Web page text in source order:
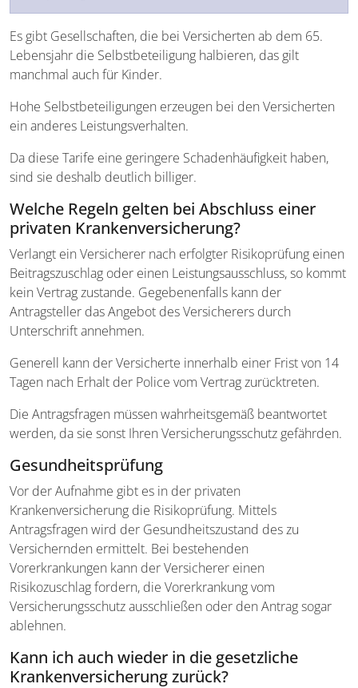
Es gibt Gesellschaften, die bei Versicherten ab dem 65.
Lebensjahr die Selbstbeteiligung halbieren, das gilt
manchmal auch für Kinder.
Hohe Selbstbeteiligungen erzeugen bei den Versicherten
ein anderes Leistungsverhalten.
Da diese Tarife eine geringere Schadenhäufigkeit haben,
sind sie deshalb deutlich billiger.
Welche Regeln gelten bei Abschluss einer
privaten Krankenversicherung?
Verlangt ein Versicherer nach erfolgter Risikoprüfung einen
Beitragszuschlag oder einen Leistungsausschluss, so kommt
kein Vertrag zustande. Gegebenenfalls kann der
Antragsteller das Angebot des Versicherers durch
Unterschrift annehmen.
Generell kann der Versicherte innerhalb einer Frist von 14
Tagen nach Erhalt der Police vom Vertrag zurücktreten.
Die Antragsfragen müssen wahrheitsgemäß beantwortet
werden, da sie sonst Ihren Versicherungsschutz gefährden.
Gesundheitsprüfung
Vor der Aufnahme gibt es in der privaten
Krankenversicherung die Risikoprüfung. Mittels
Antragsfragen wird der Gesundheitszustand des zu
Versichernden ermittelt. Bei bestehenden
Vorerkrankungen kann der Versicherer einen
Risikozuschlag fordern, die Vorerkrankung vom
Versicherungsschutz ausschließen oder den Antrag sogar
ablehnen.
Kann ich auch wieder in die gesetzliche
Krankenversicherung zurück?